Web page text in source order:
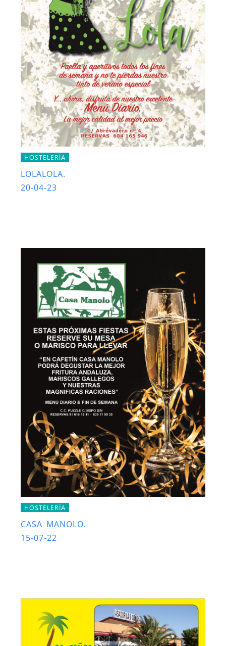
HOSTELERÍA
LOLALOLA.
20-04-23
HOSTELERÍA
CASA MANOLO.
15-07-22